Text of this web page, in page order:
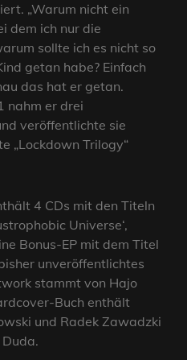
„Warum nicht ein
dem ich nur die
sollte ich es nicht so
getan habe? Einfach
das hat er getan.
nahm er drei
veröffentlichte sie
„Lockdown Trilogy“
4 CDs mit den Titeln
Universe‘,
Bonus-EP mit dem Titel
unveröffentlichtes
stammt von Hajo
Buch enthält
und Radek Zawadzki